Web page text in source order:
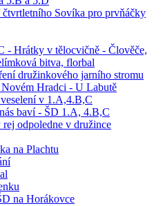
Sovíka pro prvňáčky
- Hrátky v tělocvičně - Člověče,
bitva, florbal
družinkového jarního stromu
Hradci - U Labutě
v 1.A,4.B,C
baví - ŠD 1.A, 4.B,C
odpoledne v družince
na Plachtu
na Horákovce